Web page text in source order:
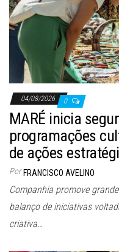
04/08/2026 0
MARÉ inicia
programações
de ações
Por FRANCISCO AVELINO
Companhia promove
balanço de iniciativas
criativa…